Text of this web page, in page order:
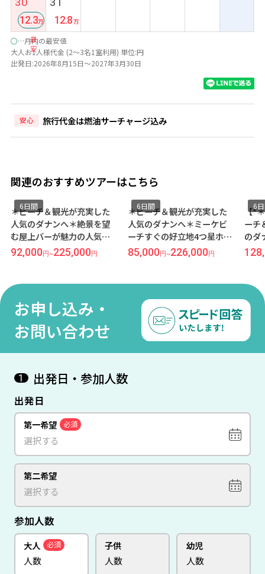
最
安
12.3 12.8
○…月内の最安値
大人お1人様代金 (2～3名1室利用) 単位:円
出発日:2026年8月15日～2027年3月30日
安心 旅行代金は燃油サーチャージ込み
関連のおすすめツアーはこちら
＊ビーチ＆観光が充実した
人気のダナンへ＊ミーケビ
ーチすぐの好立地4つ星ホテ
ル『アラカルトダナン』宿
泊 ダナン 3泊6日間【羽田 深
受託手荷物20KG込み●
6日間
85,000円~226,000
【*＊直行便利用＊*】＊ビ
ーチ＆観光が充実した人気
のダナンへ＊絶景を望む屋
上バーが魅力の人気ホテル
『フォーポイントバイシェ
【成田発/ベトナム航空利
用】
6日間
128,000円~341,000
お申し込み・
お問い合わせ
1 出発日・参加人数
出発日
第一希望 必須
第二希望
参加人数
大人 必須 子供 幼児